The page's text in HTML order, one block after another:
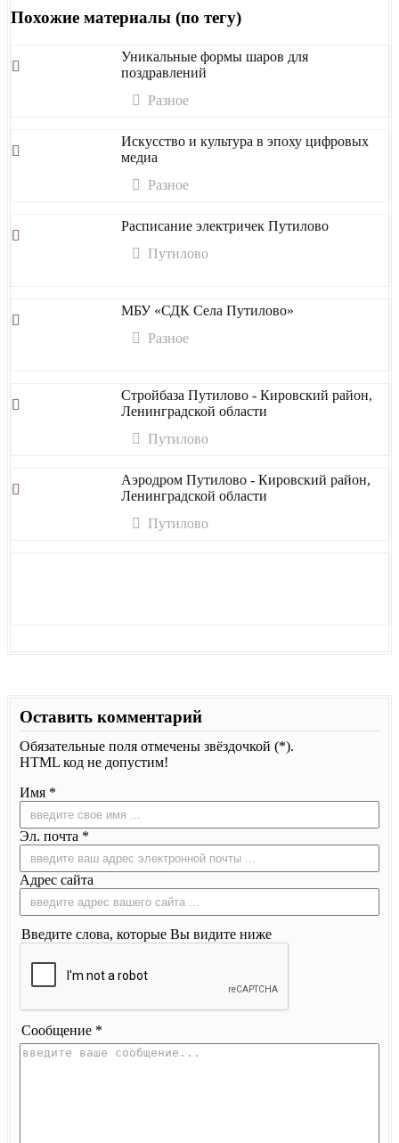
Похожие материалы (по тегу)
Уникальные формы шаров для
поздравлений
Разное
Искусство и культура в эпоху цифровых
медиа
Разное
Расписание электричек Путилово
Путилово
МБУ «СДК Села Путилово»
Разное
Стройбаза Путилово - Кировский район,
Ленинградской области
Путилово
Аэродром Путилово - Кировский район,
Ленинградской области
Путилово
Оставить комментарий
Обязательные поля отмечены звёздочкой (*).
HTML код не допустим!
Имя *
Эл. почта *
Адрес сайта
Введите слова, которые Вы видите ниже
Сообщение *